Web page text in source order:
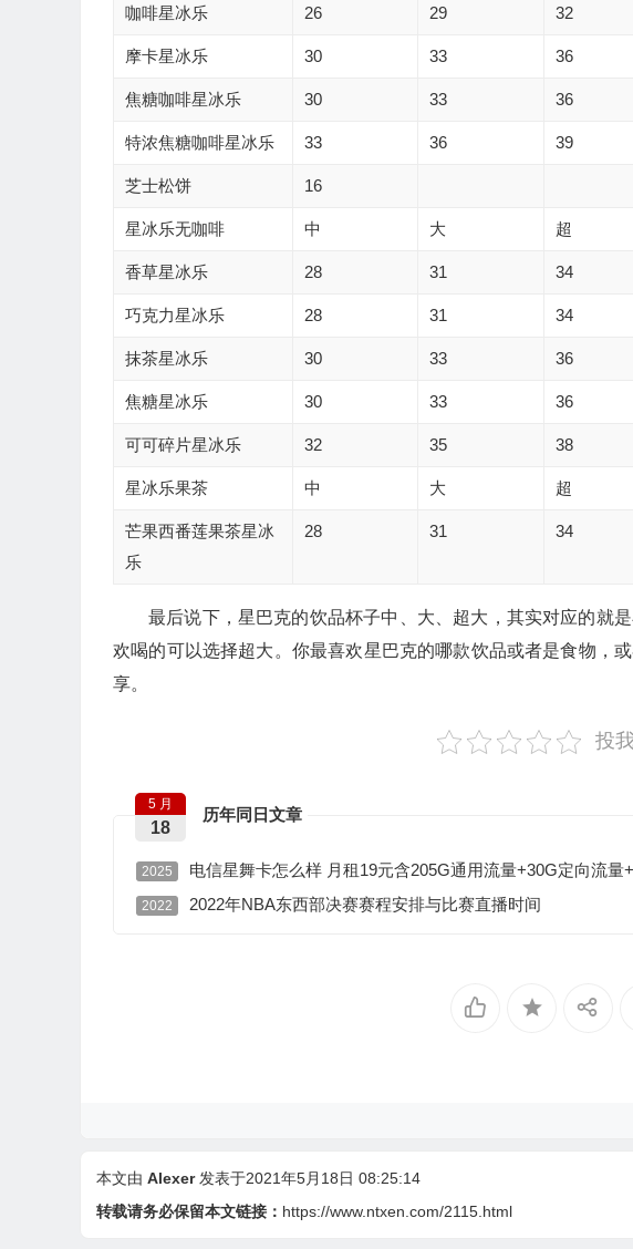
咖啡星冰乐 26 29 32
摩卡星冰乐 30 33 36
焦糖咖啡星冰乐 30 33 36
特浓焦糖咖啡星冰乐 33 36 39
芝士松饼 16
星冰乐无咖啡 中 大 超
香草星冰乐 28 31 34
巧克力星冰乐 28 31 34
抹茶星冰乐 30 33 36
焦糖星冰乐 30 33 36
可可碎片星冰乐 32 35 38
星冰乐果茶 中 大 超
芒果西番莲果茶星冰
乐
28 31 34
最后说下，星巴克的饮品杯子中、大、超大，其实对应的就
欢喝的可以选择超大。你最喜欢星巴克的哪款饮品或者是食物，
享。
投
历年同日文章
5 月
18
2025 电信星舞卡怎么样 月租19元含205G通用流量+30G定向流量
2022 2022年NBA东西部决赛赛程安排与比赛直播时间
本文由 Alexer 发表于2021年5月18日 08:25:14
转载请务必保留本文链接： https://www.ntxen.com/2115.html